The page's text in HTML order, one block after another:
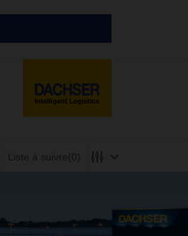
Liste à suivre(0)